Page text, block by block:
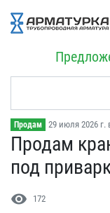
Продам 29 июля 2026 г.
Продам
под
visibility 172